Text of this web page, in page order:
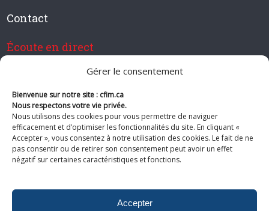
Gérer le consentement
Bienvenue sur notre site : cfim.ca
Nous respectons votre vie privée.
Nous utilisons des cookies pour vous permettre de naviguer
efficacement et d’optimiser les fonctionnalités du site. En cliquant «
Accepter », vous consentez à notre utilisation des cookies. Le fait de ne
pas consentir ou de retirer son consentement peut avoir un effet
négatif sur certaines caractéristiques et fonctions.
Accepter
Contact
Écoute en direct
Devenir membre de CFIM
Suivez-nous